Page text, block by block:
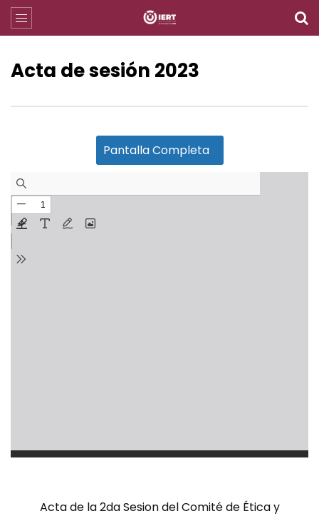
Acta de sesión 2023
Pantalla Completa
Acta de la 2da Sesion del Comité de Ética y